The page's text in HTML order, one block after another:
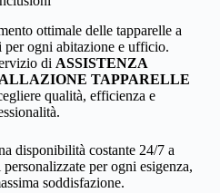
ottimale delle tapparelle a
per ogni abitazione e ufficio.
di ASSISTENZA
TAPPARELLE
qualità, efficienza e
disponibilità costante 24/7 a
per ogni esigenza,
soddisfazione.